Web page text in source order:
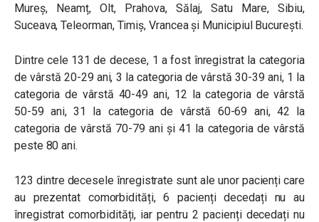
Mureș, Neamț, Olt, Prahova, Sălaj, Satu Mare, Sibiu,
Suceava, Teleorman, Timiș, Vrancea și Municipiul București.
Dintre cele 131 de decese, 1 a fost înregistrat la categoria
de vârstă 20-29 ani, 3 la categoria de vârstă 30-39 ani, 1 la
categoria de vârstă 40-49 ani, 12 la categoria de vârstă
50-59 ani, 31 la categoria de vârstă 60-69 ani, 42 la
categoria de vârstă 70-79 ani și 41 la categoria de vârstă
peste 80 ani.
123 dintre decesele înregistrate sunt ale unor pacienți care
au prezentat comorbidități, 6 pacienți decedați nu au
înregistrat comorbidități, iar pentru 2 pacienți decedați nu